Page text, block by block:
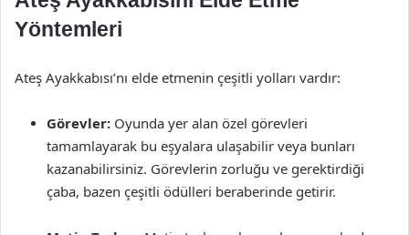
Yöntemleri
Ateş Ayakkabısı’nı elde etmenin çeşitli yolları vardır:
Görevler: Oyunda yer alan özel görevleri
tamamlayarak bu eşyalara ulaşabilir veya bunları
kazanabilirsiniz. Görevlerin zorluğu ve gerektirdiği
çaba, bazen çeşitli ödülleri beraberinde getirir.